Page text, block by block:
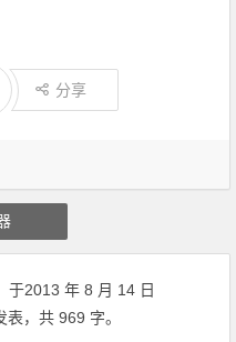
分享
于2013 年 8 月 14 日
表，共 969 字。